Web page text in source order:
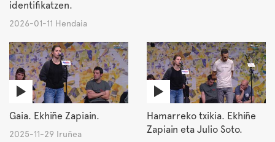
identifikatzen.
2026-01-11 Hendaia
Gaia. Ekhiñe Zapiain.
2025-11-29 Iruñea
Hamarreko txikia. Ekhiñe
Zapiain eta Julio Soto.